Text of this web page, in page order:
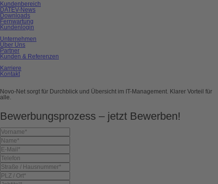
Kundenbereich
DATEV-News
Downloads
Fernwartung
Kundenlogin
Unternehmen
Über Uns
Partner
Kunden & Referenzen
Karriere
Kontakt
Novo-Net sorgt für Durchblick und Übersicht im IT-Management. Klarer Vorteil für
alle.
Bewerbungsprozess – jetzt Bewerben!